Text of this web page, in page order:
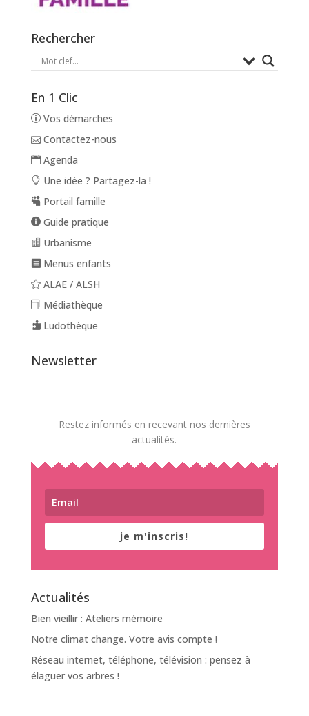
Rechercher
En 1 Clic
Vos démarches
Contactez-nous
Agenda
Une idée ? Partagez-la !
Portail famille
Guide pratique
Urbanisme
Menus enfants
ALAE / ALSH
Médiathèque
Ludothèque
Newsletter
Restez informés en recevant nos dernières
actualités.
je m'inscris!
Actualités
Bien vieillir : Ateliers mémoire
Notre climat change. Votre avis compte !
Réseau internet, téléphone, télévision : pensez à
élaguer vos arbres !